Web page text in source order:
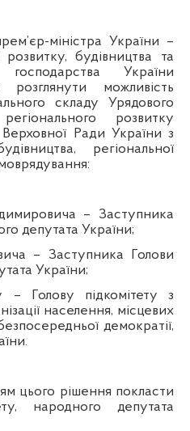
міністра України –
розвитку, будівництва та
господарства України
можливість
складу Урядового
розвитку
Верховної Ради України з
регіональної
– Заступника
депутата України;
– Заступника Голови
України;
Голову підкомітету з
населення, місцевих
демократії,
цього рішення покласти
народного депутата